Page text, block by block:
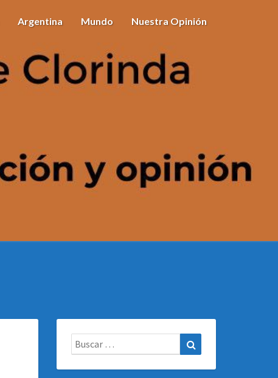
Argentina Mundo Nuestra Opinión
Buscar: